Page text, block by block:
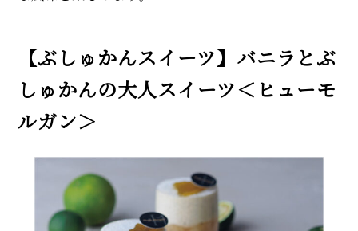
【ぶしゅかんスイーツ】バニラとぶ
しゅかんの大人スイーツ＜ヒューモ
ルガン＞